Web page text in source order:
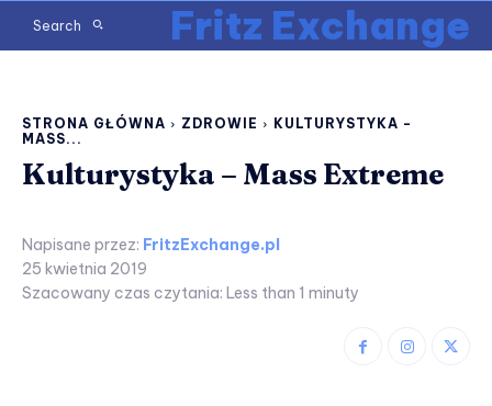
Search Fritz Exchange
STRONA GŁÓWNA ZDROWIE
KULTURYSTYKA -
MASS...
Kulturystyka – Mass Extreme
Napisane przez: FritzExchange.pl
25 kwietnia 2019
Szacowany czas czytania: Less than 1 minuty